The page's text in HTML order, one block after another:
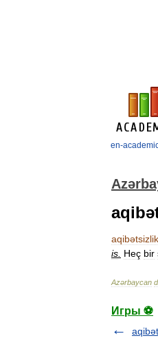
en-
aqibətsizlik
is Heç bir
Azərbaycan
Игры ⚽